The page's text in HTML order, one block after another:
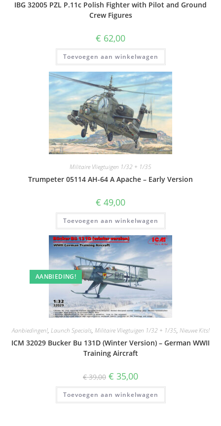
IBG 32005 PZL P.11c Polish Fighter with Pilot and Ground
Crew Figures
€ 62,00
Toevoegen aan winkelwagen
Militaire Vliegtuigen 1/32 + 1/35
Trumpeter 05114 AH-64 A Apache – Early Version
€ 49,00
Toevoegen aan winkelwagen
AANBIEDING!
Aanbiedingen!, Launch Specials, Militaire Vliegtuigen 1/32 + 1/35, Nieuwe Kits!
ICM 32029 Bucker Bu 131D (Winter Version) – German WWII
Training Aircraft
€39,00 Oorspronkelijke
prijs
was:
€ 39,00.
€ 35,00Huidige
is:
€ 35,00.
Toevoegen aan winkelwagen